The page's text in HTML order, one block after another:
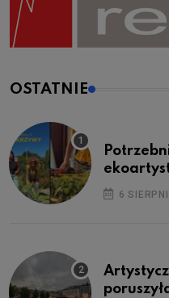
OSTATNIE
6